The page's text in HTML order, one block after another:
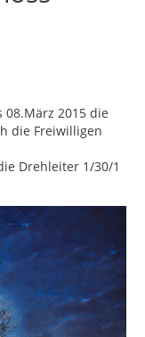
2015 die
die Freiwilligen
Drehleiter 1/30/1